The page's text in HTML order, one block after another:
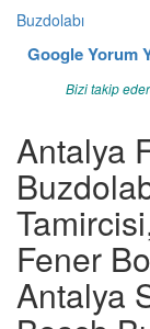
Buzdolabı
Google Yorum
Bizi takip
Antalya
Fener
Antalya